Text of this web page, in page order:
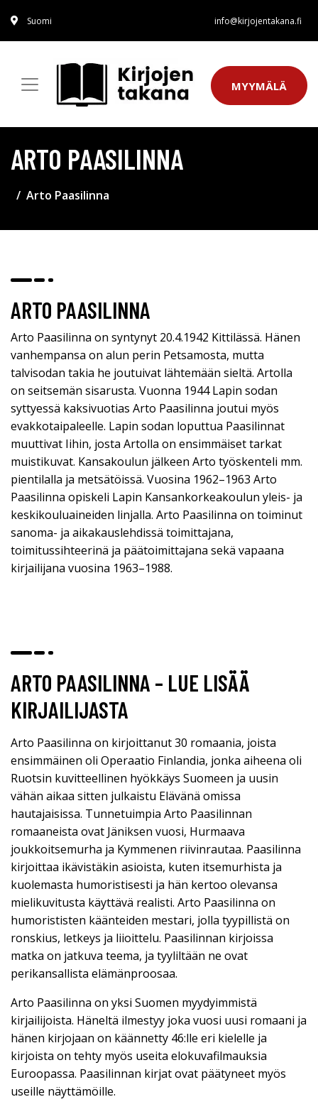
Suomi info@kirjojentakana.fi
MYYMÄLÄ
ARTO PAASILINNA
Arto Paasilinna
ARTO PAASILINNA
Arto Paasilinna on syntynyt 20.4.1942 Kittilässä. Hänen
vanhempansa on alun perin Petsamosta, mutta
talvisodan takia he joutuivat lähtemään sieltä. Artolla
on seitsemän sisarusta. Vuonna 1944 Lapin sodan
syttyessä kaksivuotias Arto Paasilinna joutui myös
evakkotaipaleelle. Lapin sodan loputtua Paasilinnat
muuttivat Iihin, josta Artolla on ensimmäiset tarkat
muistikuvat. Kansakoulun jälkeen Arto työskenteli mm.
pientilalla ja metsätöissä. Vuosina 1962–1963 Arto
Paasilinna opiskeli Lapin Kansankorkeakoulun yleis- ja
keskikouluaineiden linjalla. Arto Paasilinna on toiminut
sanoma- ja aikakauslehdissä toimittajana,
toimitussihteerinä ja päätoimittajana sekä vapaana
kirjailijana vuosina 1963–1988.
ARTO PAASILINNA – LUE LISÄÄ
KIRJAILIJASTA
Arto Paasilinna on kirjoittanut 30 romaania, joista
ensimmäinen oli Operaatio Finlandia, jonka aiheena oli
Ruotsin kuvitteellinen hyökkäys Suomeen ja uusin
vähän aikaa sitten julkaistu Elävänä omissa
hautajaisissa. Tunnetuimpia Arto Paasilinnan
romaaneista ovat Jäniksen vuosi, Hurmaava
joukkoitsemurha ja Kymmenen riivinrautaa. Paasilinna
kirjoittaa ikävistäkin asioista, kuten itsemurhista ja
kuolemasta humoristisesti ja hän kertoo olevansa
mielikuvitusta käyttävä realisti. Arto Paasilinna on
humorististen käänteiden mestari, jolla tyypillistä on
ronskius, letkeys ja liioittelu. Paasilinnan kirjoissa
matka on jatkuva teema, ja tyyliltään ne ovat
perikansallista elämänproosaa.
Arto Paasilinna on yksi Suomen myydyimmistä
kirjailijoista. Häneltä ilmestyy joka vuosi uusi romaani ja
hänen kirjojaan on käännetty 46:lle eri kielelle ja
kirjoista on tehty myös useita elokuvafilmauksia
Euroopassa. Paasilinnan kirjat ovat päätyneet myös
useille näyttämöille.